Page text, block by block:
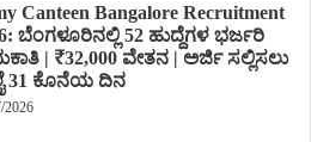
Canteen Bangalore Recruitment
ಬೆಂಗಳೂರಿನಲ್ಲಿ 52 ಹುದ್ದೆಗಳ ಭರ್ಜರಿ
| ₹32,000 ವೇತನ | ಅರ್ಜಿ ಸಲ್ಲಿಸಲು
31 ಕೊನೆಯ ದಿನ
2026